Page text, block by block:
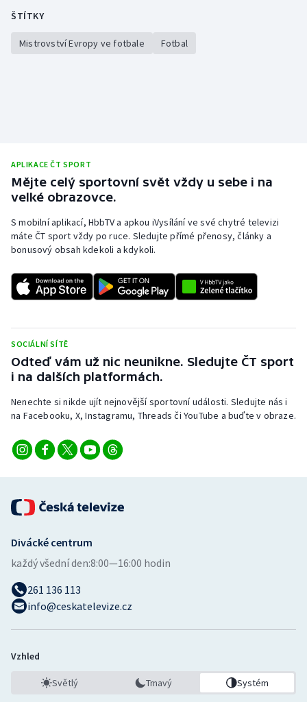
ŠTÍTKY
Mistrovství Evropy ve fotbale Fotbal
APLIKACE ČT SPORT
Mějte celý sportovní svět vždy u sebe i na
velké obrazovce.
S mobilní aplikací, HbbTV a apkou iVysílání ve své chytré televizi
máte ČT sport vždy po ruce. Sledujte přímé přenosy, články a
bonusový obsah kdekoli a kdykoli.
SOCIÁLNÍ SÍTĚ
Odteď vám už nic neunikne. Sledujte ČT sport
i na dalších platformách.
Nenechte si nikde ujít nejnovější sportovní události. Sledujte nás i
na Facebooku, X, Instagramu, Threads či YouTube a buďte v obraze.
Divácké centrum
každý všední den:8:00—16:00 hodin
261 136 113
info@ceskatelevize.cz
Vzhled
Světlý Tmavý Systém